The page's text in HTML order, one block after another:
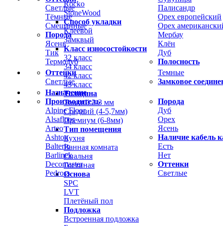
Светлые
Тёмные
Смешанные
Порода
Ясень
Тик
Термодуб
Палисандр
Орех европейский
Орех
Мербау
Клён
Дуб
Полосность
Оттенки
Светлые
Темные
Замковое
Назначение
Производитель
Alpine Floor
Alsafloor
Arteo
Ashton
Balterio
Barlinek
Decomaster
Pedross
Порода
Дуб
Орех
Ясень
Наличие кабель
Есть
Нет
Оттенки
Светлые
Rocko
StoneWood
Способ укладки
Клеевой
Замквый
Класс износостойкости
32 класс
34 класс
42 класс
43 класс
Толщина
Тонкий 2-3 мм
Средний (4-5,7мм)
Премиум (6-8мм)
Тип помещения
Кухня
Ванная комната
Спальня
Гостиная
Основа
SPC
LVT
Плетёный пол
Подложка
Встроенная подложка